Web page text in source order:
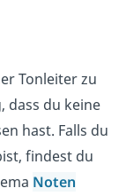
Tonleiter zu
dass du keine
hast. Falls du
findest du
Noten